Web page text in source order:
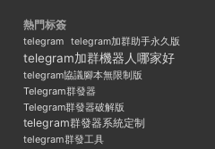
熱門标簽
telegram telegram加群助手永久版
telegram加群機器人哪家好
telegram協議腳本無限制版
Telegram群發器
Telegram群發器破解版
telegram群發器系統定制
telegram群發工具